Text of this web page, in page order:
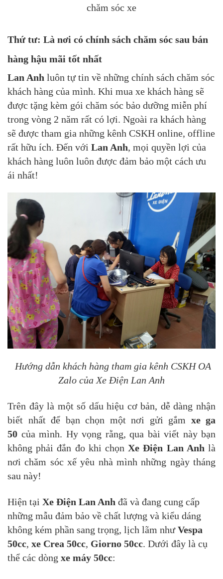
chăm sóc xe
Thứ tư: Là nơi có chính sách chăm sóc sau bán
hàng hậu mãi tốt nhất
Lan Anh luôn tự tin về những chính sách chăm sóc
khách hàng của mình. Khi mua xe khách hàng sẽ
được tặng kèm gói chăm sóc bảo dưỡng miễn phí
trong vòng 2 năm rất có lợi. Ngoài ra khách hàng
sẽ được tham gia những kênh CSKH online, offline
rất hữu ích. Đến với Lan Anh, mọi quyền lợi của
khách hàng luôn luôn được đảm bảo một cách ưu
ái nhất!
Hướng dẫn khách hàng tham gia kênh CSKH OA
Zalo của Xe Điện Lan Anh
Trên đây là một số dấu hiệu cơ bản, dễ dàng nhận
biết nhất để bạn chọn một nơi gửi gắm xe ga
50 của mình. Hy vọng rằng, qua bài viết này bạn
không phải đắn đo khi chọnXe Điện Lan Anh là
nơi chăm sóc xế yêu nhà mình những ngày tháng
sau này!
Hiện tại Xe Điện Lan Anh đã và đang cung cấp
những mẫu đảm bảo về chất lượng và kiểu dáng
không kém phần sang trọng, lịch lãm nhưVespa
50cc, xe Crea 50cc, Giorno 50cc. Dưới đây là cụ
thể các dòng xe máy 50cc: